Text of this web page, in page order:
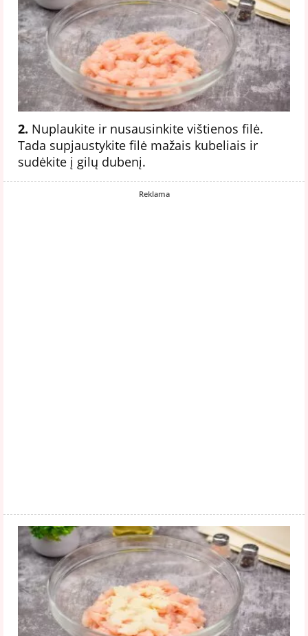
2. Nuplaukite ir nusausinkite vištienos filė.
Tada supjaustykite filė mažais kubeliais ir
sudėkite į gilų dubenį.
Reklama